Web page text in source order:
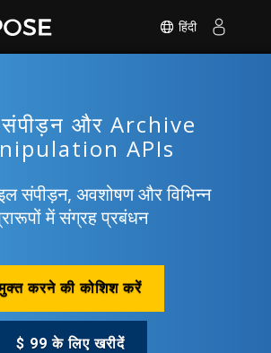
हिंदी
और Archive
APIs
संपीड़न, अवशोषण और विभिन्न
में संग्रह प्रबंधन
करने की कोशिश करें
$ 99 के लिए खरीदें